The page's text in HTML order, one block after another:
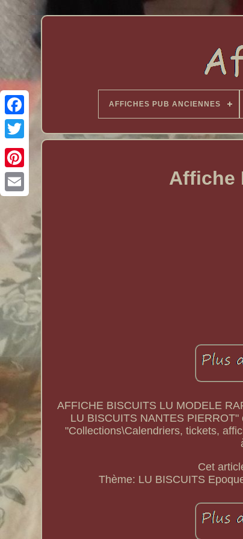
AFFICHES PUB ANCIENNES
Affiche
AFFICHE BISCUITS LU MODELE
LU BISCUITS NANTES
"Collections\Calendriers, tickets,
Cet
Thème: LU BISCUITS